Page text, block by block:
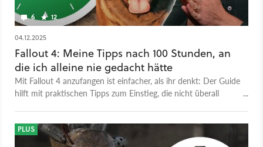
6 12
04.12.2025
Fallout 4: Meine Tipps nach 100 Stunden, an
die ich alleine nie gedacht hätte
Mit Fallout 4 anzufangen ist einfacher, als ihr denkt: Der Guide
hilft mit praktischen Tipps zum Einstieg, die nicht überall
PLUS